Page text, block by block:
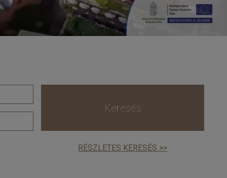
Keresés
RÉSZLETES KERESÉS >>